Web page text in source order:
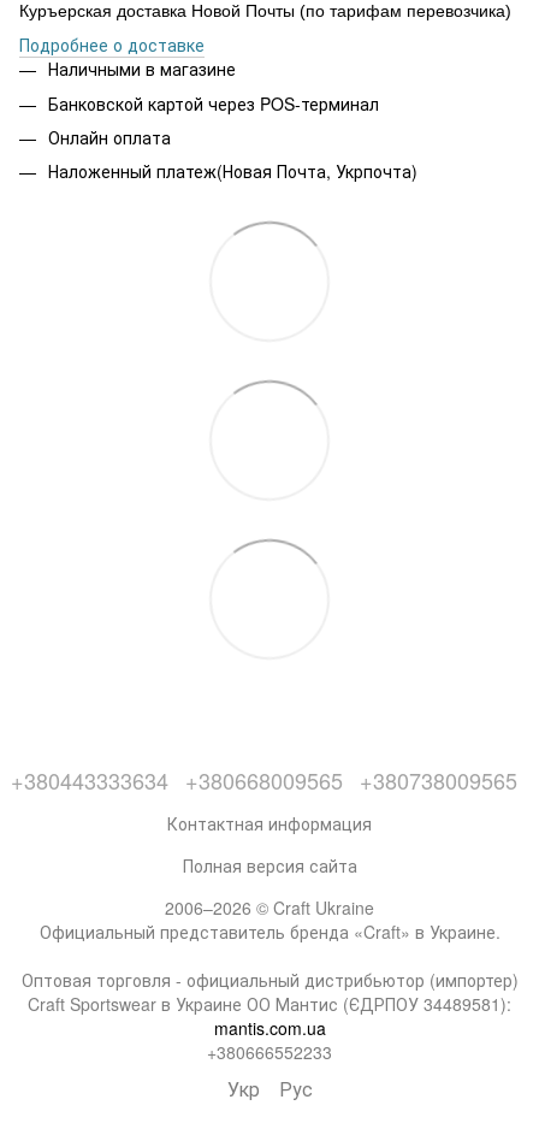
Куръерская доставка Новой Почты (по тарифам перевозчика)
Подробнее о доставке
Наличными в магазине
Банковской картой через POS-терминал
Онлайн оплата
Наложенный платеж(Новая Почта, Укрпочта)
+380443333634 +380668009565 +380738009565
Контактная информация
Полная версия сайта
2006–2026 © Craft Ukraine
Официальный представитель бренда «Craft» в Украине.
Оптовая торговля - официальный дистрибьютор (импортер)
Craft Sportswear в Украине ОО Мантис (ЄДРПОУ 34489581):
mantis.com.ua
+380666552233
Укр Рус